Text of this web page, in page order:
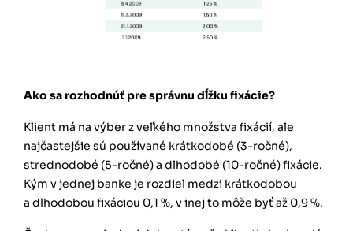
Ako sa rozhodnúť pre správnu dĺžku fixácie?
Klient má na výber z veľkého množstva fixácií, ale
najčastejšie sú používané krátkodobé (3-ročné),
strednodobé (5-ročné) a dlhodobé (10-ročné) fixácie.
Kým v jednej banke je rozdiel medzi krátkodobou
a dlhodobou fixáciou 0,1 %, v inej to môže byť až 0,9 %.